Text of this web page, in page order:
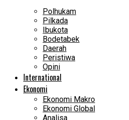
Polhukam
Pilkada
Ibukota
Bodetabek
Daerah
Peristiwa
Opini
International
Ekonomi
Ekonomi Makro
Ekonomi Global
Analisa